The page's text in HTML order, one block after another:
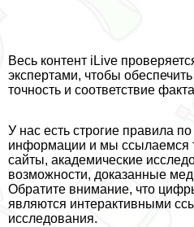
Весь контент iLive
экспертами, чтобы
точность и соответствие
У нас есть строгие правила
информации и мы ссылаемся
сайты, академические
возможности, доказанные
Обратите внимание, что
являются интеpaктивными
исследования.